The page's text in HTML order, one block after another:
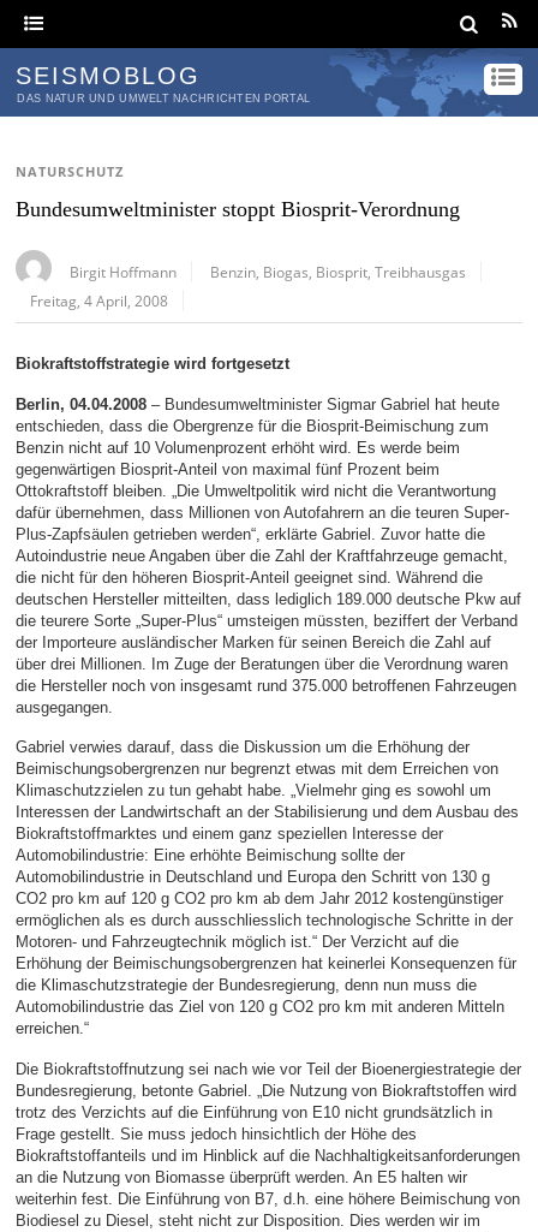
SEISMOBLOG
DAS NATUR UND UMWELT NACHRICHTEN PORTAL
NATURSCHUTZ
Bundesumweltminister stoppt Biosprit-Verordnung
Birgit Hoffmann Benzin Biogas Biosprit ,Treibhausgas
Freitag, 4 April, 2008
Biokraftstoffstrategie wird fortgesetzt
Berlin, 04.04.2008 – Bundesumweltminister Sigmar Gabriel hat heute
entschieden, dass die Obergrenze für die Biosprit-Beimischung zum
Benzin nicht auf 10 Volumenprozent erhöht wird. Es werde beim
gegenwärtigen Biosprit-Anteil von maximal fünf Prozent beim
Ottokraftstoff bleiben. „Die Umweltpolitik wird nicht die Verantwortung
dafür übernehmen, dass Millionen von Autofahrern an die teuren Super-
Plus-Zapfsäulen getrieben werden“, erklärte Gabriel. Zuvor hatte die
Autoindustrie neue Angaben über die Zahl der Kraftfahrzeuge gemacht,
die nicht für den höheren Biosprit-Anteil geeignet sind. Während die
deutschen Hersteller mitteilten, dass lediglich 189.000 deutsche Pkw auf
die teurere Sorte „Super-Plus“ umsteigen müssten, beziffert der Verband
der Importeure ausländischer Marken für seinen Bereich die Zahl auf
über drei Millionen. Im Zuge der Beratungen über die Verordnung waren
die Hersteller noch von insgesamt rund 375.000 betroffenen Fahrzeugen
ausgegangen.
Gabriel verwies darauf, dass die Diskussion um die Erhöhung der
Beimischungsobergrenzen nur begrenzt etwas mit dem Erreichen von
Klimaschutzzielen zu tun gehabt habe. „Vielmehr ging es sowohl um
Interessen der Landwirtschaft an der Stabilisierung und dem Ausbau des
Biokraftstoffmarktes und einem ganz speziellen Interesse der
Automobilindustrie: Eine erhöhte Beimischung sollte der
Automobilindustrie in Deutschland und Europa den Schritt von 130 g
CO2 pro km auf 120 g CO2 pro km ab dem Jahr 2012 kostengünstiger
ermöglichen als es durch ausschliesslich technologische Schritte in der
Motoren- und Fahrzeugtechnik möglich ist.“ Der Verzicht auf die
Erhöhung der Beimischungsobergrenzen hat keinerlei Konsequenzen für
die Klimaschutzstrategie der Bundesregierung, denn nun muss die
Automobilindustrie das Ziel von 120 g CO2 pro km mit anderen Mitteln
erreichen.“
Die Biokraftstoffnutzung sei nach wie vor Teil der Bioenergiestrategie der
Bundesregierung, betonte Gabriel. „Die Nutzung von Biokraftstoffen wird
trotz des Verzichts auf die Einführung von E10 nicht grundsätzlich in
Frage gestellt. Sie muss jedoch hinsichtlich der Höhe des
Biokraftstoffanteils und im Hinblick auf die Nachhaltigkeitsanforderungen
an die Nutzung von Biomasse überprüft werden. An E5 halten wir
weiterhin fest. Die Einführung von B7, d.h. eine höhere Beimischung von
Biodiesel zu Diesel, steht nicht zur Disposition. Dies werden wir im